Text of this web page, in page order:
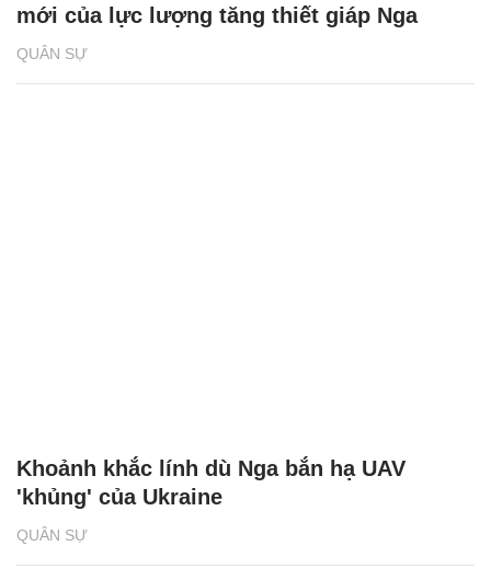
QUÂN SỰ
mới của lực lượng tăng thiết giáp Nga
QUÂN SỰ
Khoảnh khắc lính dù Nga bắn hạ UAV
'khủng' của Ukraine